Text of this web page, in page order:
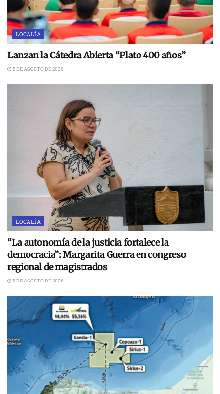
LOCALÍA
Lanzan la Cátedra Abierta “Plato 400 años”
5 DE AGOSTO DE 2026
LOCALÍA
“La autonomía de la justicia fortalece la
democracia”: Margarita Guerra en congreso
regional de magistrados
5 DE AGOSTO DE 2026